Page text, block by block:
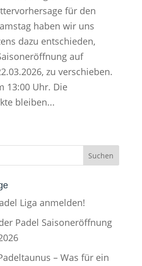
für den
haben wir uns
dazu entschieden,
auf
zu verschieben.
13:00 Uhr. Die
bleiben...
Liga anmelden!
Padel Saisoneröffnung
– Was für ein